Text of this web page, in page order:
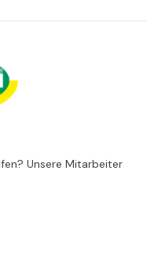
Unsere Mitarbeiter